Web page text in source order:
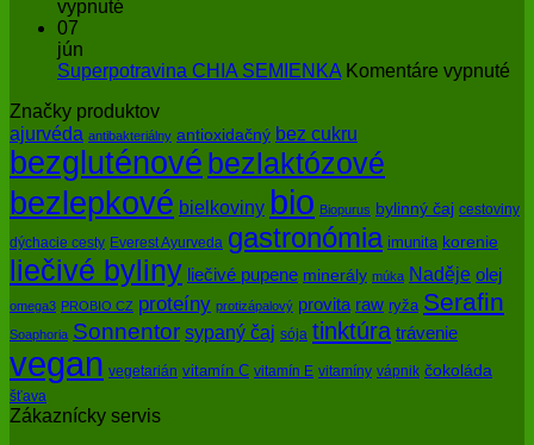
vypnuté
a
ovplyvňujú
zdravie
07
jún
Superpotravina CHIA SEMIENKA Komentáre vypnuté
Značky produktov
ajurvéda antibakteriálny antioxidačný bez cukru
bezgluténové bezlaktózové
bezlepkové bielkoviny bio Biopurus bylinný čaj cestoviny
dýchacie cesty Everest Ayurveda gastronómia imunita korenie
liečivé byliny liečivé pupene minerály múka Naděje olej
omega3 PROBIO CZ proteíny protizápalový provita raw ryža Serafin
Soaphoria Sonnentor sypaný čaj sója tinktúra trávenie
vegan vegetarián vitamín C vitamín E vitamíny vápnik čokoláda
šťava
Zákaznícky servis